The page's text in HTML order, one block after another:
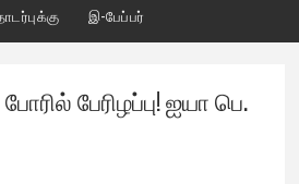
இ-பேப்பர்
பேரிழப்பு! ஐயா பெ.